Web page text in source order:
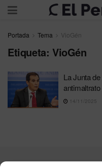
Portada Tema VioGén
Etiqueta: VioGén
La Junta
14/11/2025